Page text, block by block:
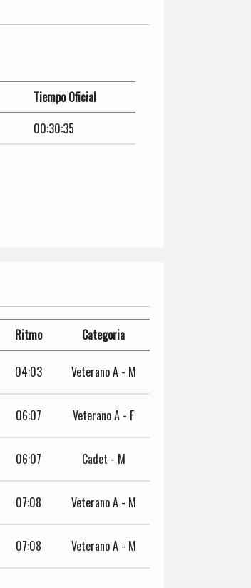
Tiempo Oficial
00:30:35
Ritmo Categoria
04:03 Veterano A - M
06:07 Veterano A - F
06:07 Cadet - M
07:08 Veterano A - M
07:08 Veterano A - M